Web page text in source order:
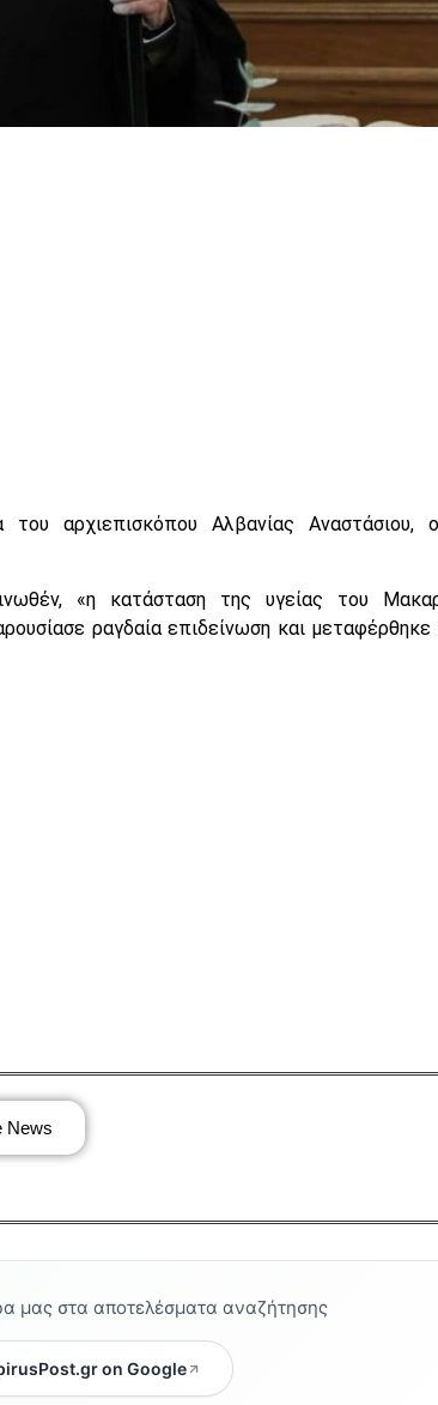
του αρχιεπισκόπου Αλβανίας Αναστάσιου,
«η κατάσταση της υγείας του
ραγδαία επιδείνωση και
News
μας στα αποτελέσματα αναζήτησης
on Google